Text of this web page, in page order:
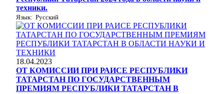
техники.
Язык: Русский
18.04.2023
ОТ КОМИССИИ ПРИ РАИСЕ РЕСПУБЛИКИ
ТАТАРСТАН ПО ГОСУДАРСТВЕННЫМ
ПРЕМИЯМ РЕСПУБЛИКИ ТАТАРСТАН В